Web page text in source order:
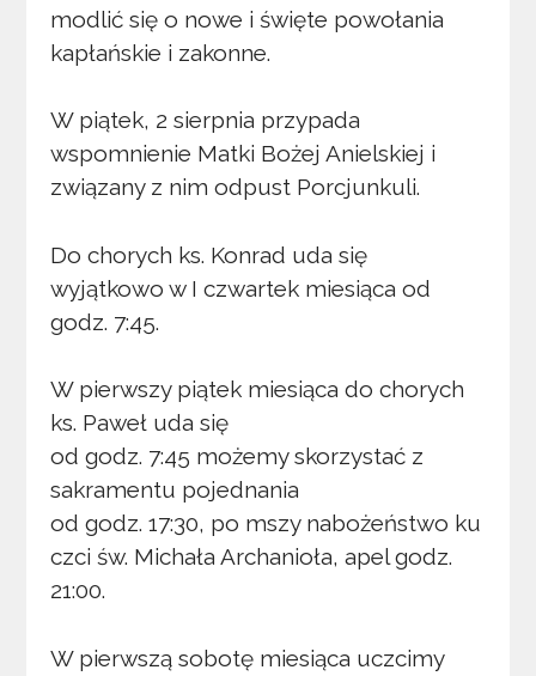
modlić się o nowe i święte powołania
kapłańskie i zakonne.
W piątek, 2 sierpnia przypada
wspomnienie Matki Bożej Anielskiej i
związany z nim odpust Porcjunkuli.
Do chorych ks. Konrad uda się
wyjątkowo w I czwartek miesiąca od
godz. 7:45.
W pierwszy piątek miesiąca do chorych
ks. Paweł uda się
od godz. 7:45 możemy skorzystać z
sakramentu pojednania
od godz. 17:30, po mszy nabożeństwo ku
czci św. Michała Archanioła, apel godz.
21:00.
W pierwszą sobotę miesiąca uczcimy